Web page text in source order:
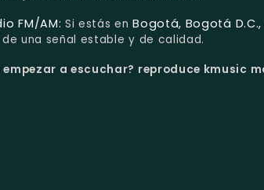
FM/AM: Si estás enBogotá, Bogotá
una señal estable y de calidad.
empezar a escuchar? reproduce kmusic